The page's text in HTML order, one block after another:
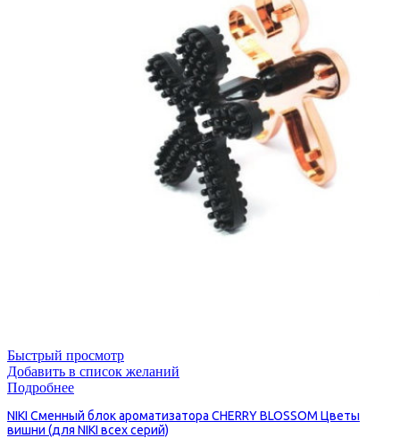
Быстрый просмотр
Добавить в список желаний
Подробнее
NIKI Сменный блок ароматизатора CHERRY BLOSSOM Цветы
вишни (для NIKI всех серий)